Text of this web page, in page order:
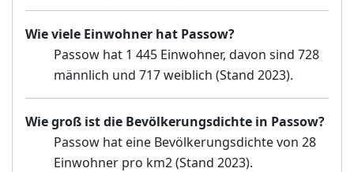
Wie viele Einwohner hat Passow?
Passow hat 1 445 Einwohner, davon sind 728
männlich und 717 weiblich (Stand 2023).
Wie groß ist die Bevölkerungsdichte in Passow?
Passow hat eine Bevölkerungsdichte von 28
Einwohner pro km2 (Stand 2023).